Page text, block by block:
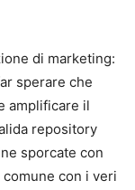
di marketing:
sperare che
amplificare il
repository
sporcate con
con i veri